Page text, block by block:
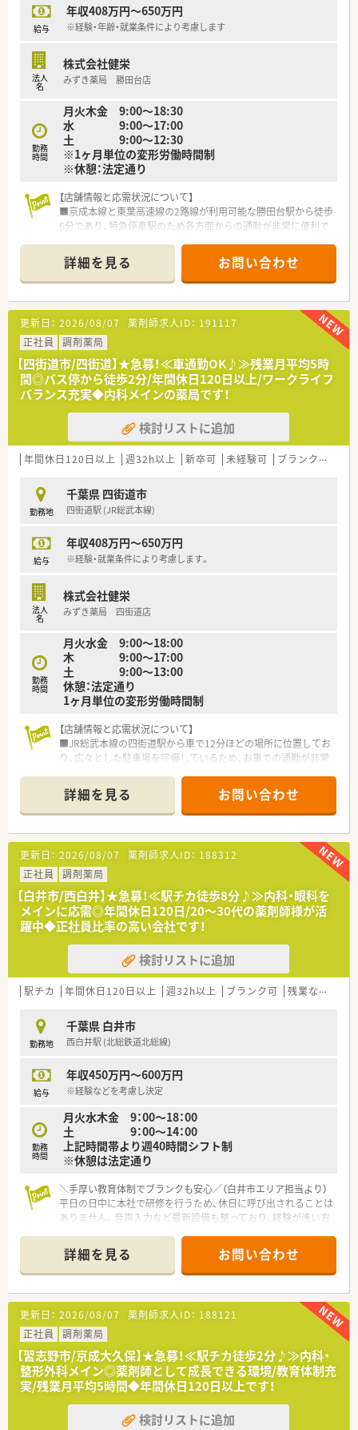
やかに退社できるため、ワークライフバランスを重視する方に最
適です。
働けます。
■全社での有給休暇消化率は80％を超えており、プライベート
きる風土です。
【想定される業務内容】
■病院門前の調剤薬局として、処方箋に基づく正確な調剤や監
査、患者様の不安に寄り添った丁寧な服薬指導といった基本業務
■近隣の高齢者施設7件への在宅業務にも携わっていただき、一
包化や粉砕調剤の対応を含め、多職種と連携した薬学的管理を実
践します。
■将来的には店舗運営のマネジメントを担う薬局長や管理薬剤
師として、在庫管理や後進の育成など幅広い業務への挑戦が期待
されます。
給与
年収408万円～650万円
※経験・年齢・就業条件により考慮します
法人
名
株式会社健栄
みずき薬局 勝田台店
勤務
時間
月火木金 9:00〜18:30
水 9:00〜17:00
土 9:00〜12:30
※1ヶ月単位の変形労働時間制
※休憩：法定通り
【店舗情報と応需状況について】
■京成本線と東葉高速線の2路線が利用可能な勝田台駅から徒歩
6分であり、特急停車駅のため各方面からの通勤が非常に便利で
■内科と眼科をメインに1日平均10枚から20枚ほどの処方箋を
応需しており、一人ひとりの患者様と丁寧に向き合える環境で
す。
■地域に根ざした医療を提供しており、外来調剤のみならず個人
宅9件の在宅業務にも対応し、薬剤師としての職能を幅広く発揮
できます。
【こんな方が活躍中】
■特定の店舗で地域住民と顔の見える関係を築きたいと考え、大
手チェーンから転職してじっくり患者様に向き合っている方が
活躍中です。
■子育てをしながら時短勤務や有給休暇を活用し、仕事と家庭を
両立させているママさん薬剤師が、周囲の協力を得ながら働いて
います。
■社長の斬新なアイデアに刺激を受け、健康相談会などのイベン
します。
【こんな方にオススメ】
がら、薬剤師としてのやりがいも追求したい方に自信を持って推
奨します。
方。
■教育制度や資格取得支援が充実した会社で、働きながら着実に
たりです。
【やりがい/おすすめポイント】
■個人ノルマがなく、店舗全体の目標に向かって一丸となって取
り組む文化があるため、チームワークを実感しながら楽しく働け
■患者様とのコミュニケーションを重視しており、「あなたに相
談してよかった」という言葉を直接いただける機会が多く、やり
がいです。
■千葉県内に根付いた企業であるため、転居を伴う異動の心配が
なく、一つの地域で長く愛される薬剤師として成長を続けられる
環境です。
詳細を見る お問い合わせ
更新日： 2026/08/07 薬剤師求人ID： 191117
正社員
調剤薬局
【四街道市/四街道】★急募！≪車通勤OK♪≫残業月平均5時
間◎バス停から徒歩2分/年間休日120日以上/ワークライフ
バランス充実◆内科メインの薬局です！
検討リストに追加
年間休日120日以上 週32h以上 新卒可 未経験可 ブランク可
勤務地
千葉県 四街道市
四街道駅 (JR総武本線)
給与
年収408万円～650万円
※経験・就業条件により考慮します。
法人
名
株式会社健栄
みずき薬局 四街道店
勤務
時間
月火水金 9:00〜18:00
木 9:00〜17:00
土 9:00〜13:00
休憩：法定通り
1ヶ月単位の変形労働時間制
【店舗情報と応需状況について】
■JR総武本線の四街道駅から車で12分ほどの場所に位置してお
り、広々とした駐車場を完備しているため、お車での通勤が非常
■近隣の医院より、内科や循環器科、小児科などの多科目を1日
平均30枚ほど応需しており、一人ひとりに丁寧な対応が可能で
す。
■薬剤師は正社員2名とパート2名の体制で、事務スタッフも在
籍しており、アットホームで明るい雰囲気の中、協力して業務に
励めます。
【職場環境と雰囲気】
■50代のベテランから若手まで幅広い層の薬剤師が活躍してお
り、経験の浅い方でも先輩の指導を受けながら安心して成長でき
る環境です。
■店舗ごとに地域の特性を活かした運営をしており、四街道店に
おいてもスタッフ同士の仲が良く、非常に風通しの良い職場環境
です。
■女性のキャリアアップを積極的に応援しており、現場から幹部
場です。
【想定されるキャリアイメージ】
で管理薬剤師や薬局長を目指すことができる実力主義の社風で
す。
的に昇進でき、自身の目指すべき目標が常に明確なキャリアパス
です。
■本人の適性や希望に応じて、将来的に人事や教育担当といった
本社部門での活躍など、多彩なフィールドへの道も用意されてい
【こんな取り組みをしています】
■新人研修から管理職研修まで、年間を通じて段階的な教育プロ
グラムを実施しており、常に最新の知見をアップデートすること
が可能です。
■認定薬剤師の資格取得や更新にかかる費用は、週32時間以上
の勤務であれば全額を会社が補助し、専門性の向上を強力に支援
します。
■健康サポート薬局の研修受講やHPKIカードの取得費用も会社
が負担しており、これからの時代に求められる薬剤師の職能拡大
を支えます。
詳細を見る お問い合わせ
更新日： 2026/08/07 薬剤師求人ID： 188312
正社員
調剤薬局
【白井市/西白井】★急募！≪駅チカ徒歩8分♪≫内科・眼科を
メインに応需◎年間休日120日/20～30代の薬剤師様が活
躍中◆正社員比率の高い会社です！
検討リストに追加
駅チカ 年間休日120日以上 週32h以上 ブランク可 残業なし(ほぼなし含む)
勤務地
千葉県 白井市
西白井駅 (北総鉄道北総線)
給与
年収450万円～600万円
※経験などを考慮し決定
勤務
時間
月火水木金 9：00～18：00
土 9：00～14：00
上記時間帯より週40時間シフト制
※休憩は法定通り
＼手厚い教育体制でブランクも安心／（白井市エリア担当より）
平日の日中に本社で研修を行うため、休日に呼び出されることは
ありません。音声入力など最新設備も整っており、経験が浅い方
＊------------------------------------------＊
【店舗情報と応需状況について】
■西白井駅から徒歩8分の好立地にあり、内科や消化器科、眼科
をメインに1日70枚から80枚の処方箋を安定して応需していま
す。
■しだ内科・消化器クリニックや白井さとう眼科と密に連携して
おり、地域住民の健康を支える専門性の高い医療を提供していま
す。
■医薬品の採用品目数は約1,200品目と幅広く、眼科領域の特化
型処方箋から内科全般まで多岐にわたる知見を深められる環境
です。
【職場環境と雰囲気】
詳細を見る お問い合わせ
更新日： 2026/08/07 薬剤師求人ID： 188121
正社員
調剤薬局
【習志野市/京成大久保】★急募！≪駅チカ徒歩2分♪≫内科・
整形外科メイン◎薬剤師として成長できる環境/教育体制充
実/残業月平均5時間◆年間休日120日以上です！
検討リストに追加